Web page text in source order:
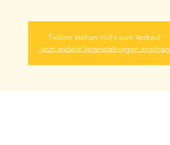
Tickets stehen nicht zum Verkauf
Jetzt andere Veranstaltungen ansehen